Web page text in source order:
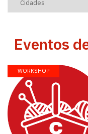
Eventos
WORKSHOP